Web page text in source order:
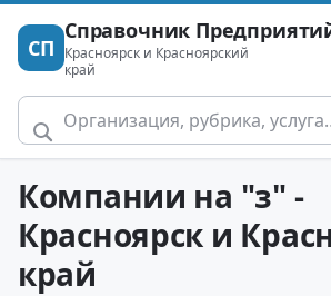
СП
Справочник
Красноярск и Красноярский
край
Компании на "з" -
Красноярск и
край